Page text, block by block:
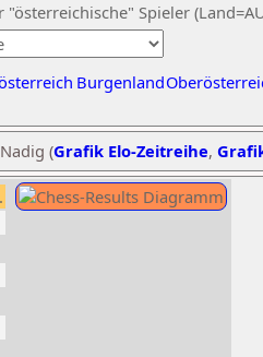
"österreichische" Spieler
Burgenland
(Grafik Elo-Zeitreihe,